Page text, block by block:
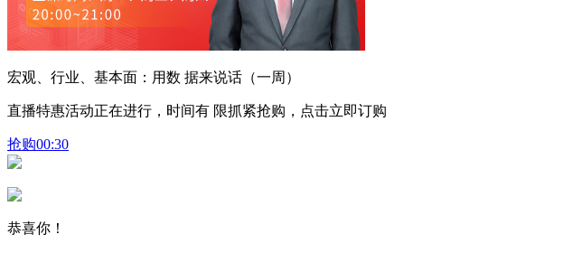
宏观、行业、基本面：用数 据来说话（一周）
直播特惠活动正在进行，时间有 限抓紧抢购，点击立即订购
抢购00:30
恭喜你！